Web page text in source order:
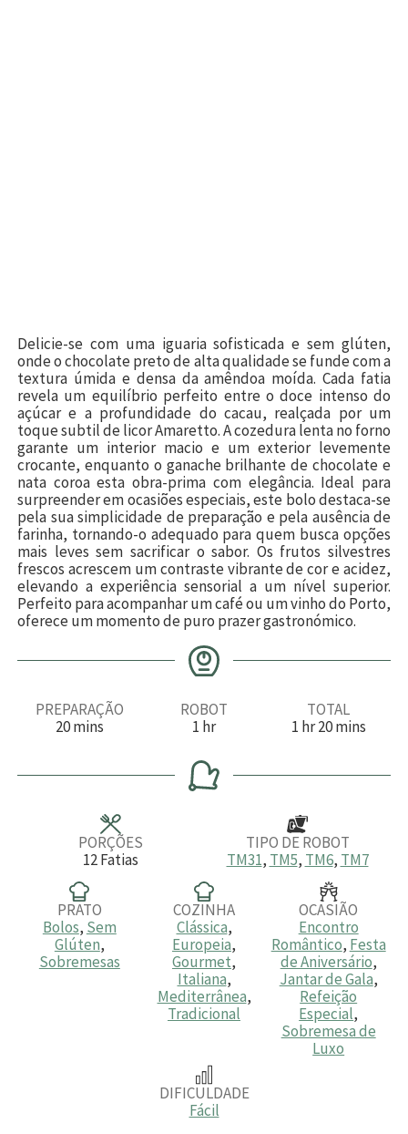
Delicie-se com uma iguaria sofisticada e sem glúten,
onde o chocolate preto de alta qualidade se funde com a
textura úmida e densa da amêndoa moída. Cada fatia
revela um equilíbrio perfeito entre o doce intenso do
açúcar e a profundidade do cacau, realçada por um
toque subtil de licor Amaretto. A cozedura lenta no forno
garante um interior macio e um exterior levemente
crocante, enquanto o ganache brilhante de chocolate e
nata coroa esta obra-prima com elegância. Ideal para
surpreender em ocasiões especiais, este bolo destaca-se
pela sua simplicidade de preparação e pela ausência de
farinha, tornando-o adequado para quem busca opções
mais leves sem sacrificar o sabor. Os frutos silvestres
frescos acrescem um contraste vibrante de cor e acidez,
elevando a experiência sensorial a um nível superior.
Perfeito para acompanhar um café ou um vinho do Porto,
oferece um momento de puro prazer gastronómico.
PREPARAÇÃO
20m
u
mins
ROBOT
1 h
r
hr
TOTAL
1h
a
hr20m
u
mins
PORÇÕES
12Fatias
TIPO DE ROBOT
TM31, TM5, TM6, TM7
PRATO
Bolos, Sem
Glúten,
Sobremesas
COZINHA
Clássica,
Europeia,
Gourmet,
Italiana,
Mediterrânea,
Tradicional
OCASIÃO
Encontro
Romântico, Festa
de Aniversário,
Jantar de Gala,
Refeição
Especial,
Sobremesa de
Luxo
DIFICULDADE
Fácil